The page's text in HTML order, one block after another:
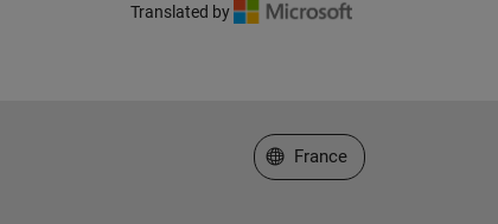
Translated by
Sélectionner un site web
France